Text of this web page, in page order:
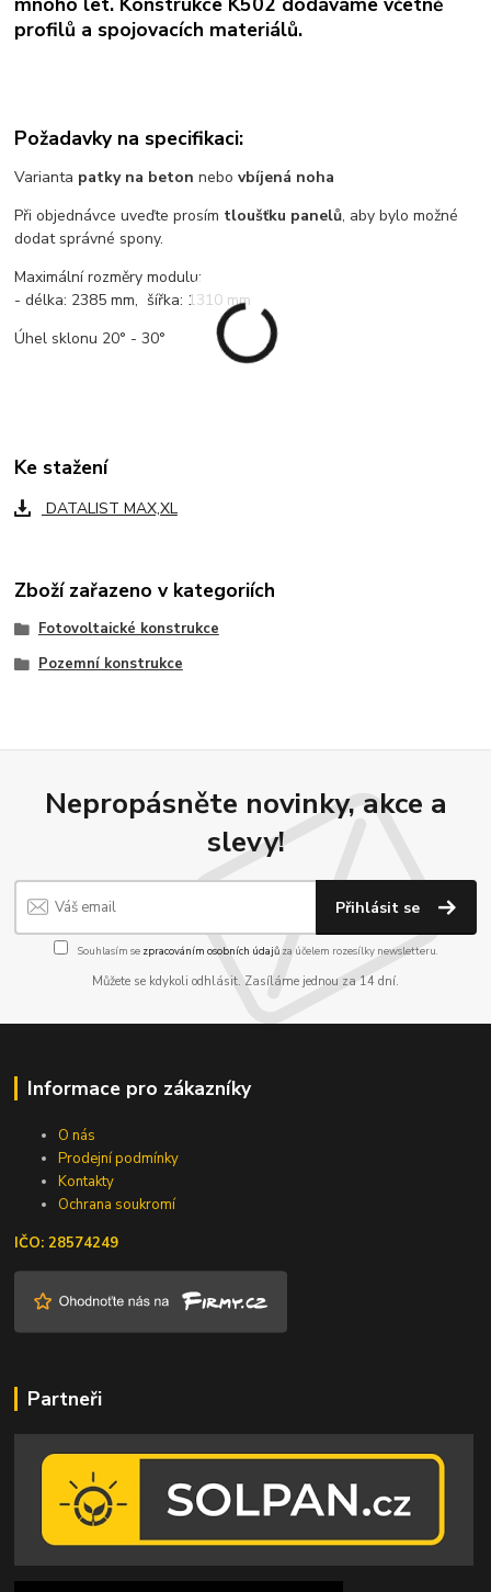
profilů a spojovacích materiálů.
Požadavky na specifikaci:
Varianta patky na beton nebovbíjená noha
Při objednávce uveďte prosím tloušťku panelů, aby bylo možné
dodat správné spony.
Maximální rozměry modulu:
- délka: 2385 mm, šířka: 1310 mm
Úhel sklonu 20° - 30°
Ke stažení
DATALIST MAX,XL
Zboží zařazeno v kategoriích
Fotovoltaické konstrukce
Pozemní konstrukce
Nepropásněte novinky, akce a
slevy!
Přihlásit se
Souhlasím se zpracováním osobních údajůza účelem rozesílky newsletteru.
Můžete se kdykoli odhlásit. Zasíláme jednou za 14 dní.
Informace pro zákazníky
O nás
Prodejní podmínky
Kontakty
Ochrana soukromí
IČO: 28574249
Partneři